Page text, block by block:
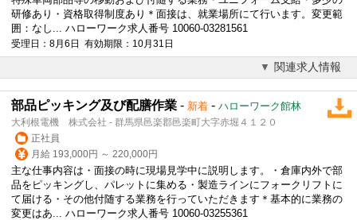
研修あり・資格取得制度あり＊面接は、就業場所にて行います。変更範
囲：なし... ハローワーク求人番号 10060-03281561
受理日：8月6日 有効期限：10月31日
関連求人情報
部品ピッキング及び配膳作業 - 新着 - ハローワーク館林
大利根電機 株式会社 - 群馬県邑楽郡邑楽町大字赤堀４１２０
正社員
月給 193,000円 ～ 220,000円
主な仕事内容は・面接の時に現場見学中に説明します。・倉庫内外で部
品をピッキングし、パレットに集める・製造ラインにフォークリフトに
て届ける・その他付随する業務を行っていただきます＊基本的に業務の
変更はあ... ハローワーク求人番号 10060-03255361